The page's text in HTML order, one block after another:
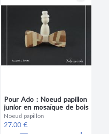
Pour Ado : Noeud papillon
junior en mosaïque de bois
Noeud papillon
27.00 €